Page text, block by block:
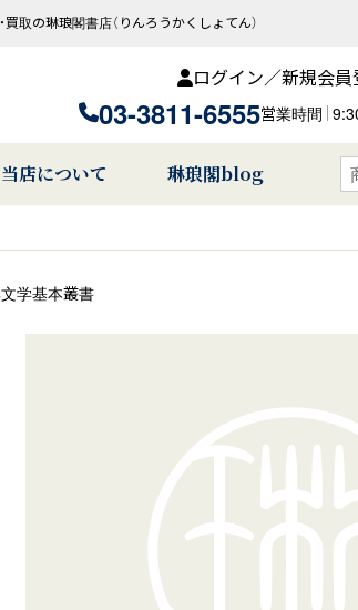
の琳琅閣書店（りんろうかくしょてん）
ログイン／新規会員
03-3811-6555営業時間
当店について 琳琅閣blog
学基本叢書